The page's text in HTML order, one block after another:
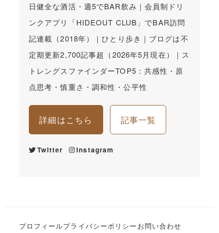
日健全な酒活・週5でBAR飲み｜会員制ドリ
ンクアプリ「HIDEOUT CLUB」でBAR訪問
記連載（2018年）｜ひとり歩き｜ブログは不
定期更新2,700記事超（2026年5月現在）｜ス
トレングスファインダーTOP5：共感性・原
点思考・慎重さ・調和性・公平性
詳細はこちら 記事一覧
Twitter Instagram
プロフィールプライバシーポリシー お問い合わせ